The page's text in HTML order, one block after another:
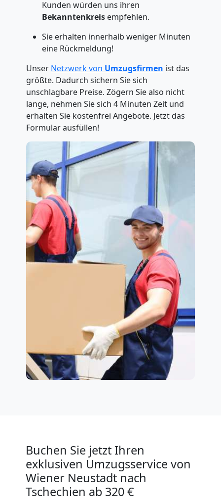
Kunden würden uns ihren
Bekanntenkreisempfehlen.
Sie erhalten innerhalb weniger Minuten
eine Rückmeldung!
Unser Netzwerk von Umzugsfirmen ist das
größte. Dadurch sichern Sie sich
unschlagbare Preise. Zögern Sie also nicht
lange, nehmen Sie sich 4 Minuten Zeit und
erhalten Sie kostenfrei Angebote. Jetzt das
Formular ausfüllen!
Buchen Sie jetzt Ihren
exklusiven Umzugsservice von
Wiener Neustadt nach
Tschechien ab 320 €